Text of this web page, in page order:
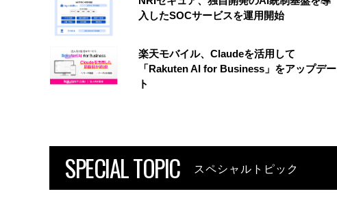
入したSOCサービスを運用開始
楽天モバイル、Claudeを活用して
「Rakuten AI for Business」をアップデー
ト
SPECIAL TOPIC スペシャルトピック